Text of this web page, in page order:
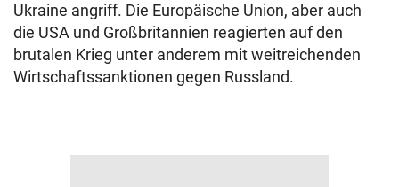
Ukraine angriff. Die Europäische Union, aber auch
die USA und Großbritannien reagierten auf den
brutalen Krieg unter anderem mit weitreichenden
Wirtschaftssanktionen gegen Russland.